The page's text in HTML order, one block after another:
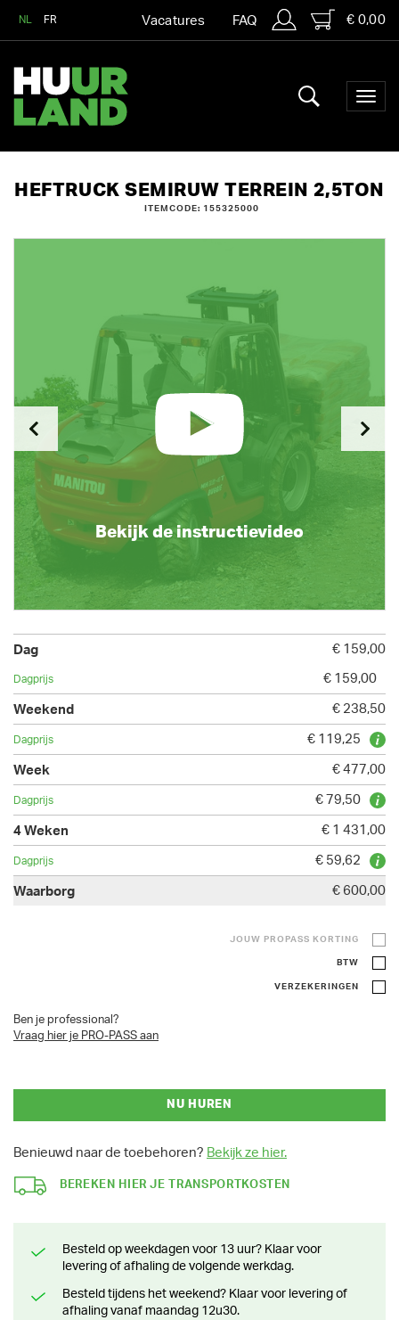
NL FR Vacatures FAQ € 0,00
HEFTRUCK SEMIRUW TERREIN 2,5TON
ITEMCODE: 155325000
Bekijk de instructievideo
€ 159,00
€ 159,00
€ 238,50
€ 119,25
€ 477,00
€ 79,50
€ 1 431,00
€ 59,62
€ 600,00
JOUW PROPASS KORTING
BTW
VERZEKERINGEN
Ben je professional?
Vraag hier je PRO-PASS aan
NU HUREN
Benieuwd naar de toebehoren? Bekijk ze hier.
BEREKEN HIER JE TRANSPORTKOSTEN
Besteld op weekdagen voor 13 uur? Klaar voor
levering of afhaling de volgende werkdag.
Besteld tijdens het weekend? Klaar voor levering of
afhaling vanaf maandag 12u30.